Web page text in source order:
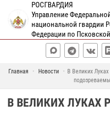
РОСГВАРДИЯ
Управление
национальной гвардии
Федерации по
Главная Новости
В Великих
В ВЕЛИКИХ ЛУКАХ